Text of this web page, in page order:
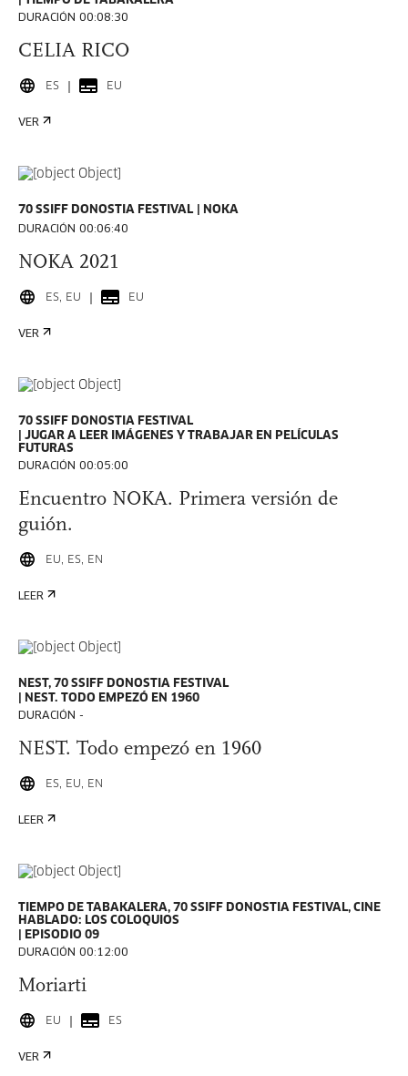
DURACIÓN 00:08:30
CELIA RICO
ES EU
VER
70 SSIFF DONOSTIA FESTIVAL NOKA
DURACIÓN 00:06:40
NOKA 2021
ES, EU EU
VER
70 SSIFF DONOSTIA FESTIVAL
JUGAR A LEER IMÁGENES Y TRABAJAR EN PELÍCULAS
FUTURAS
DURACIÓN 00:05:00
Encuentro NOKA. Primera versión de
guión.
EU, ES, EN
LEER
NEST, 70 SSIFF DONOSTIA FESTIVAL
NEST. TODO EMPEZÓ EN 1960
DURACIÓN -
NEST. Todo empezó en 1960
ES, EU, EN
LEER
TIEMPO DE TABAKALERA, 70 SSIFF DONOSTIA FESTIVAL, CINE
HABLADO: LOS COLOQUIOS
EPISODIO 09
DURACIÓN 00:12:00
Moriarti
EU ES
VER